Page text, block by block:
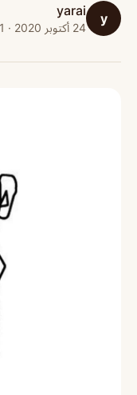
y
yarai
24 أكتوبر 2020 · 1 دقائق قراءة